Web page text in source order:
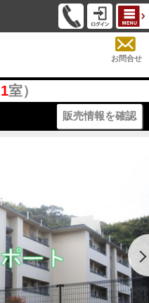
お問合せ
1室）
販売情報を確認